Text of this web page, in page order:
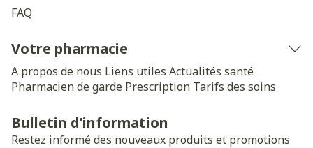
FAQ
Votre pharmacie
A propos de nous Liens utiles Actualités santé
Pharmacien de garde Prescription Tarifs des soins
Bulletin d’information
Restez informé des nouveaux produits et promotions